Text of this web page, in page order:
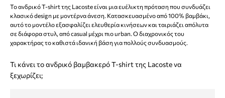
Το ανδρικό T-shirt της Lacoste είναι μια ευέλικτη πρόταση που συνδυάζει
κλασικό design με μοντέρνα άνεση. Κατασκευασμένο από 100% βαμβάκι,
αυτό το μοντέλο εξασφαλίζει ελευθερία κινήσεων και ταιριάζει απόλυτα
σε διάφορα στυλ, από casual μέχρι πιο urban. Ο διαχρονικός του
χαρακτήρας το καθιστά ιδανική βάση για πολλούς συνδυασμούς.
Τι κάνει το ανδρικό βαμβακερό T-shirt της Lacoste να
ξεχωρίζει;